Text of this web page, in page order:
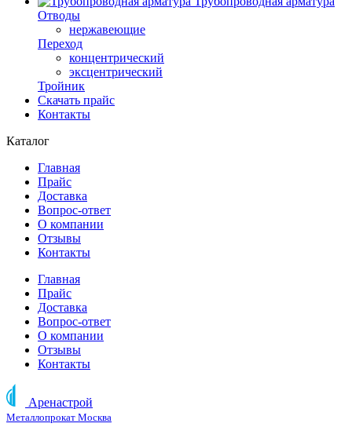
Отводы
нержавеющие
Переход
концентрический
эксцентрический
Тройник
Скачать прайс
Контакты
Каталог
Главная
Прайс
Доставка
Вопрос-ответ
О компании
Отзывы
Контакты
Главная
Прайс
Доставка
Вопрос-ответ
О компании
Отзывы
Контакты
Аренастрой
Металлопрокат Москва